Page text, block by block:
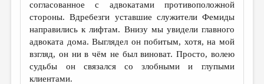
согласованное с адвокатами противоположной
стороны. Вдребезги уставшие служители Фемиды
направились к лифтам. Внизу мы увидели главного
адвоката дома. Выглядел он побитым, хотя, на мой
взгляд, он ни в чём не был виноват. Просто, волею
судьбы он связался со злобными и глупыми
клиентами.